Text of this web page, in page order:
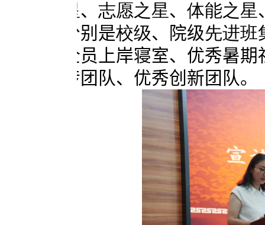
星、 志愿之星、 体能之星
分别是校级、 院级先进班
全员上岸寝室、优秀暑
传团队、优秀创新团队。